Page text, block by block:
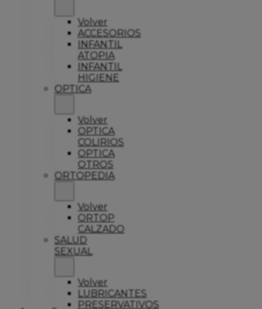
Volver
ACCESORIOS
INFANTIL
ATOPIA
INFANTIL
HIGIENE
OPTICA
Volver
OPTICA
COLIRIOS
OPTICA
OTROS
ORTOPEDIA
Volver
ORTOP
CALZADO
SALUD
SEXUAL
Volver
LUBRICANTES
PRESERVATIVOS